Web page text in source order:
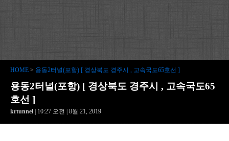
HOME > 용동2터널(포항) [ 경상북도 경주시 , 고속국도65호선 ]
용동2터널(포항) [ 경상북도 경주시 , 고속국도65
호선 ]
krtunnel | 10:27 오전 | 8월 21, 2019